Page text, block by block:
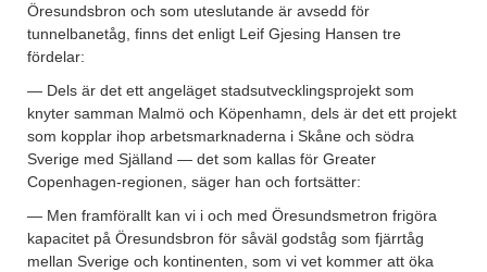
Öresundsbron och som uteslutande är avsedd för
tunnelbanetåg, finns det enligt Leif Gjesing Hansen tre
fördelar:
— Dels är det ett angeläget stadsutvecklingsprojekt som
knyter samman Malmö och Köpenhamn, dels är det ett projekt
som kopplar ihop arbetsmarknaderna i Skåne och södra
Sverige med Själland — det som kallas för Greater
Copenhagen-regionen, säger han och fortsätter:
— Men framförallt kan vi i och med Öresundsmetron frigöra
kapacitet på Öresundsbron för såväl godståg som fjärrtåg
mellan Sverige och kontinenten, som vi vet kommer att öka